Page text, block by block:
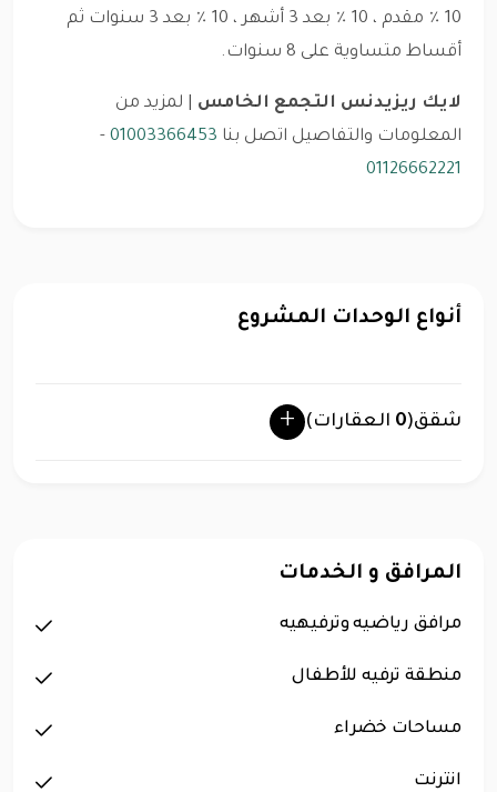
10 ٪ مقدم ، 10 ٪ بعد 3 أشهر ، 10 ٪ بعد 3 سنوات ثم
أقساط متساوية على 8 سنوات.
لايك ريزيدنس التجمع الخامس
| لمزيد من
المعلومات والتفاصيل اتصل بنا 01003366453
-
01126662221
أنواع الوحدات المشروع
شقق(
0
المرافق و الخدمات
مرافق رياضيه وترفيهيه
منطقة ترفيه للأطفال
مساحات خضراء
انترنت